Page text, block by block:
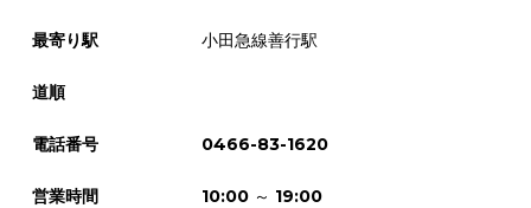
最寄り駅 小田急線善行駅
道順
電話番号 0466-83-1620
営業時間 10:00 ～ 19:00